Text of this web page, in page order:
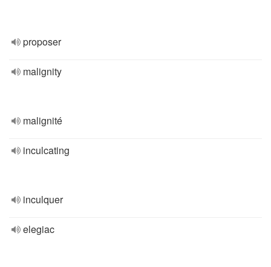
proposer
malignity
malignité
inculcating
inculquer
elegiac